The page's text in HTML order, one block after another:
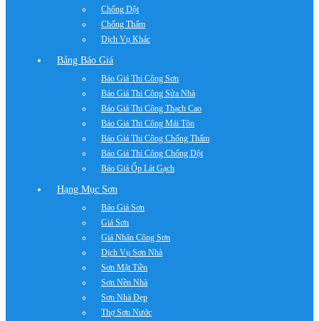
Chống Dột
Chống Thấm
Dịch Vụ Khác
Bảng Báo Giá
Báo Giá Thi Công Sơn
Báo Giá Thi Công Sửa Nhà
Báo Giá Thi Công Thạch Cao
Báo Giá Thi Công Mái Tôn
Báo Giá Thi Công Chống Thấm
Báo Giá Thi Công Chống Dột
Báo Giá Ốp Lát Gạch
Hạng Mục Sơn
Báo Giá Sơn
Giá Sơn
Giá Nhân Công Sơn
Dịch Vụ Sơn Nhà
Sơn Mặt Tiền
Sơn Nền Nhà
Sơn Nhà Đẹp
Thợ Sơn Nước